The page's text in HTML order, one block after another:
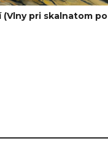
pri skalnatom